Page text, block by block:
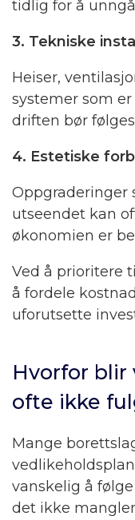
tidlig for å
3. Tekniske
Heiser,
systemer som
driften bør
4. Estetiske
Oppgraderinger
utseendet kan
økonomien er
Ved å prioritere
å fordele
uforutsette
Hvorfor
ofte ikke
Mange
vanskelig å
det ikke